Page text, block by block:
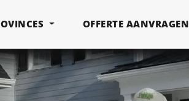
OFFERTE AANVRAGEN